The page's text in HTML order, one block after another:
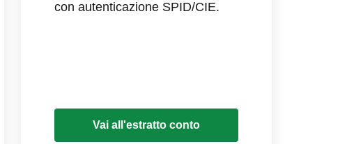
con autenticazione SPID/CIE.
Vai all'estratto conto